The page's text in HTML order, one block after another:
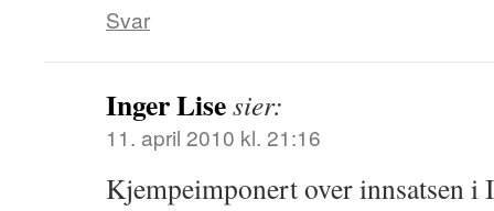
Svar
Inger Lisesier:
11. april 2010 kl. 21:16
Kjempeimponert over innsatsen i